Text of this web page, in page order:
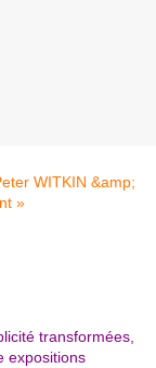
transformées,
expositions